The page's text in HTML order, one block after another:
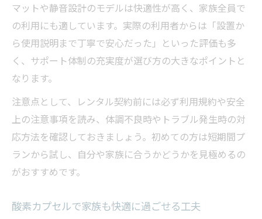
マットや静音設計のモデルは快適性が高く、家族全員で
の利用にも適しています。実際の利用者からは「設置か
ら使用説明まで丁寧で安心だった」といった評価も多
く、サポート体制の充実度が選び方の大きなポイントと
なります。
注意点として、レンタル契約前には必ず利用規約や安全
上の注意事項を読み、体調不良時やトラブル発生時の対
応方法を確認しておきましょう。初めての方は短期間プ
ランから試し、自分や家族に合うかどうかを見極めるの
がおすすめです。
酸素カプセルで家族も快適に過ごせる工夫